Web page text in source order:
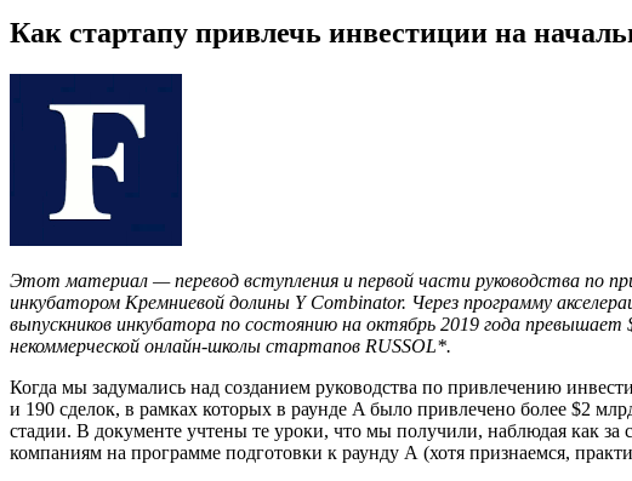
Как стартапу привлечь инвестиции на
Этот материал — перевод вступления и первой части руководства по
инкубатором Кремниевой долины Y Combinator. Через программу
выпускников инкубатора по состоянию на октябрь 2019 года превышает
некоммерческой онлайн-школы стартапов RUSSOL*.
Когда мы задумались над созданием руководства по привлечению
и 190 сделок, в рамках которых в раунде A было привлечено более $2
стадии. В документе учтены те уроки, что мы получили, наблюдая как
компаниям на программе подготовки к раунду А (хотя признаемся,